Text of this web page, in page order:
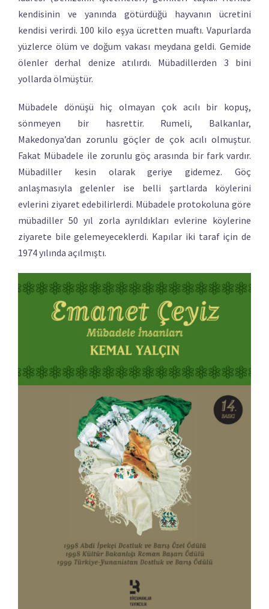
kendisinin ve yanında götürdüğü hayvanın ücretini
kendisi verirdi. 100 kilo eşya ücretten muaftı. Vapurlarda
yüzlerce ölüm ve doğum vakası meydana geldi. Gemide
ölenler derhal denize atılırdı. Mübadillerden 3 bini
yollarda ölmüştür.
Mübadele dönüşü hiç olmayan çok acılı bir kopuş,
sönmeyen bir hasrettir. Rumeli, Balkanlar,
Makedonya’dan zorunlu göçler de çok acılı olmuştur.
Fakat Mübadele ile zorunlu göç arasında bir fark vardır.
Mübadiller kesin olarak geriye gidemez. Göç
anlaşmasıyla gelenler ise belli şartlarda köylerini
evlerini ziyaret edebilirlerdi. Mübadele protokoluna göre
mübadiller 50 yıl zorla ayrıldıkları evlerine köylerine
ziyarete bile gelemeyeceklerdi. Kapılar iki taraf için de
1974 yılında açılmıştı.